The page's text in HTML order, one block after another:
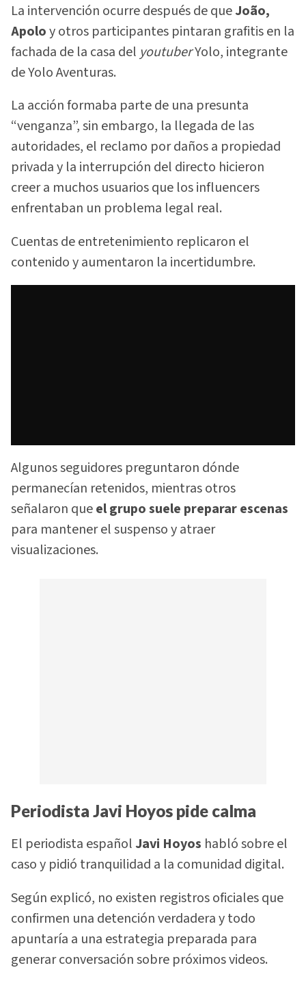
La intervención ocurre después de queJoão,
Apoloy otros participantes pintaran grafitis en la
fachada de la casa del youtuberYolo, integrante
de Yolo Aventuras.
La acción formaba parte de una presunta
“venganza”, sin embargo, la llegada de las
autoridades, el reclamo por daños a propiedad
privada y la interrupción del directo hicieron
creer a muchos usuarios que los influencers
enfrentaban un problema legal real.
Cuentas de entretenimiento replicaron el
contenido y aumentaron la incertidumbre.
Algunos seguidores preguntaron dónde
permanecían retenidos, mientras otros
señalaron queel grupo suele preparar escenas
para mantener el suspenso y atraer
visualizaciones.
Periodista Javi Hoyos pide calma
El periodista españolJavi Hoyos habló sobre el
caso y pidió tranquilidad a la comunidad digital.
Según explicó, no existen registros oficiales que
confirmen una detención verdadera y todo
apuntaría a una estrategia preparada para
generar conversación sobre próximos videos.